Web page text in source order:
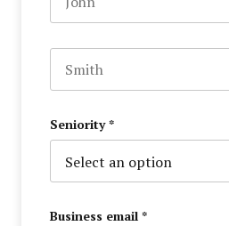
First name
Last name
Seniority*
Business email*